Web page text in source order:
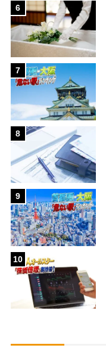
6
7
8
9
10